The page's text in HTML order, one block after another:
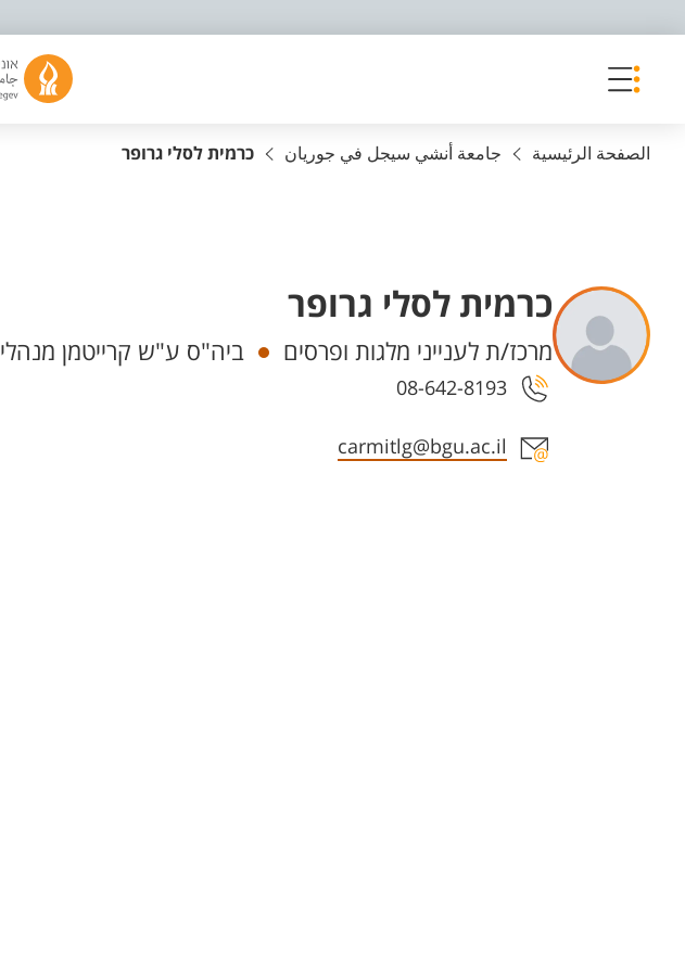
الصفحة الرئيسية جامعة أنشي سيجل في جوريان כרמית לסלי גרופר
כרמית לסלי גרופר
Departments
מרכז/ת לענייני מלגות ופרסים ביה"ס ע"ש קרייטמן מנהלי
08-642-8193
Staff member contact section
carmitlg@bgu.ac.il